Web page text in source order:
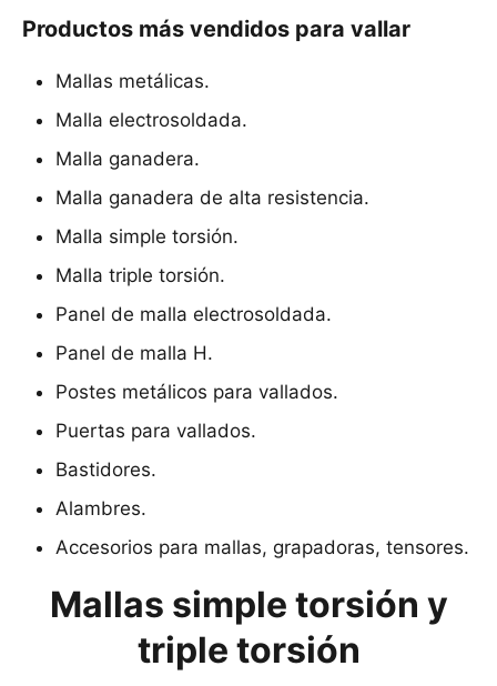
Productos más vendidos para vallar
Mallas metálicas.
Malla electrosoldada.
Malla ganadera.
Malla ganadera de alta resistencia.
Malla simple torsión.
Malla triple torsión.
Panel de malla electrosoldada.
Panel de malla H.
Postes metálicos para vallados.
Puertas para vallados.
Bastidores.
Alambres.
Accesorios para mallas, grapadoras, tensores.
Mallas simple torsión y
triple torsión